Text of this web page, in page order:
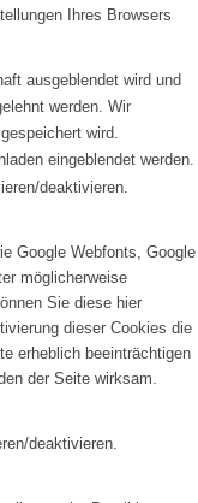
Ihres Browsers
ausgeblendet wird und
werden. Wir
wird.
eingeblendet werden.
deaktivieren.
Google Webfonts, Google
möglicherweise
Sie diese hier
dieser Cookies die
erheblich beeinträchtigen
der Seite wirksam.
deaktivieren.